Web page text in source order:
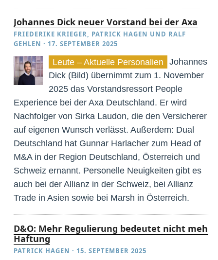
Johannes Dick neuer Vorstand bei der Axa
FRIEDERIKE KRIEGER PATRICK HAGEN UND RALF
GEHLEN · 17. SEPTEMBER 2025
Leute – Aktuelle Personalien
Johannes
Dick (Bild) übernimmt zum 1. November
2025 das Vorstandsressort People
Experience bei der Axa Deutschland. Er wird
Nachfolger von Sirka Laudon, die den Versicherer
auf eigenen Wunsch verlässt. Außerdem: Dual
Deutschland hat Gunnar Harlacher zum Head of
M&A in der Region Deutschland, Österreich und
Schweiz ernannt. Personelle Neuigkeiten gibt es
auch bei der Allianz in der Schweiz, bei Allianz
Trade in Asien sowie bei Marsh in Österreich.
D&O: Mehr Regulierung bedeutet nicht mehr
Haftung
PATRICK HAGEN · 15. SEPTEMBER 2025